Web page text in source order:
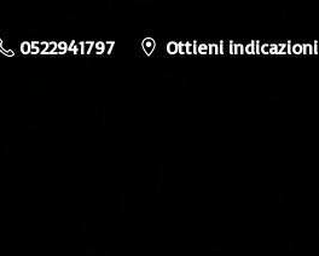
0522941797 Ottieni indicazioni